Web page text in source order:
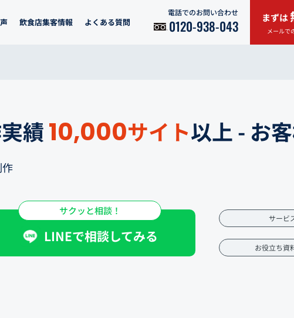
飲食店集客情報 よくある質問
電話でのお問い合わせ
0120-938-043 まずは
メールで
績10,000サイト以上 - お
サクッと相談！
LINEで相談してみる
サービ
お役立ち資